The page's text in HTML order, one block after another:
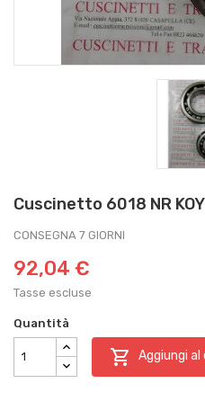
Cuscinetto 6018 NR
CONSEGNA 7 GIORNI
92,04 €
Tasse escluse
Quantità
 Aggiungi al